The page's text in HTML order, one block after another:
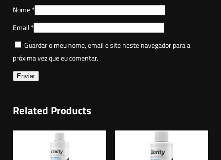
Nome*
Email*
Guardar o meu nome, email e site neste navegador para a
próxima vez que eu comentar.
Related Products